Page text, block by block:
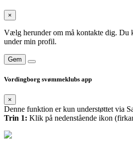
×
Vælg herunder om må kontakte dig. Du
under min profil.
Gem
Vordingborg svømmeklubs app
×
Denne funktion er kun understøttet via
Trin 1: Klik på nedenstående ikon